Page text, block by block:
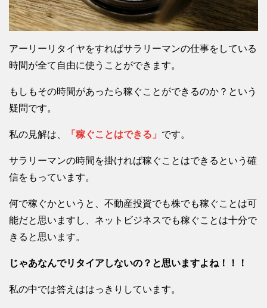
アーリーリタイヤをすればサラリーマンの仕事をしている
時間が全て自由に使うことができます。
もしもその時間があったら稼ぐことができるのか？という
疑問です。
私の見解は、 「稼ぐことはできる」 です。
サラリーマンの時間を掛ければ稼ぐことはできるという確
信をもっています。
何で稼ぐかというと、不動産投資でも株でも稼ぐことは可
能だと思いますし、ネットビジネスでも稼ぐことは十分で
きると思います。
じゃあなんでリタイアしないの？と思いますよね！！！
私の中では答えははっきりしています。